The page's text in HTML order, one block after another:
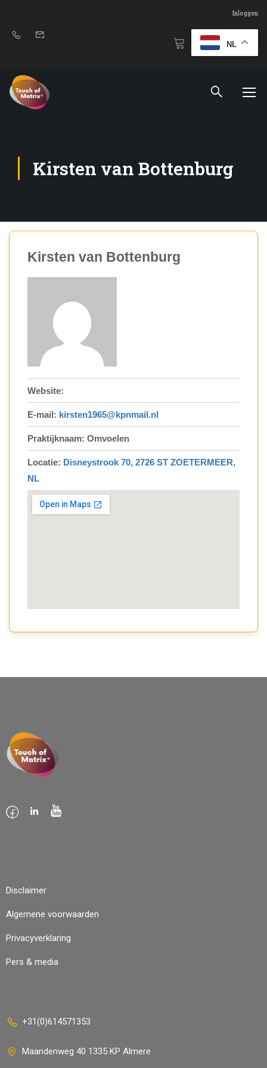
Inloggen
NL
Kirsten van Bottenburg
Kirsten van Bottenburg
Website:
E-mail: kirsten1965@kpnmail.nl
Praktijknaam: Omvoelen
Locatie: Disneystrook 70, 2726 ST ZOETERMEER,
NL
Disclaimer
Algemene voorwaarden
Privacyverklaring
Pers & media
+31(0)614571353
Maandenweg 40 1335 KP Almere